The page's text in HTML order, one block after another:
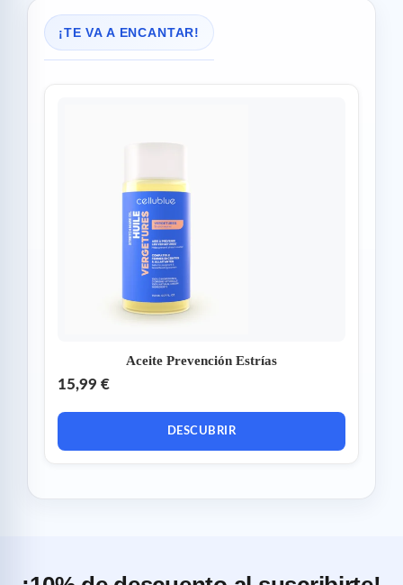
¡TE VA A ENCANTAR!
Aceite Prevención Estrías
15,99 €
DESCUBRIR